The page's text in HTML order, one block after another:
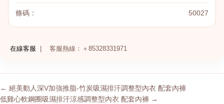
條碼： 50027
在線客服 客服熱線：＋85328331971
← 絕美動人深V加強推脂-竹炭吸濕排汗調整型內衣 配套內褲
低雞心軟鋼圈吸濕排汗涼感調整型內衣 配套內褲 →
English